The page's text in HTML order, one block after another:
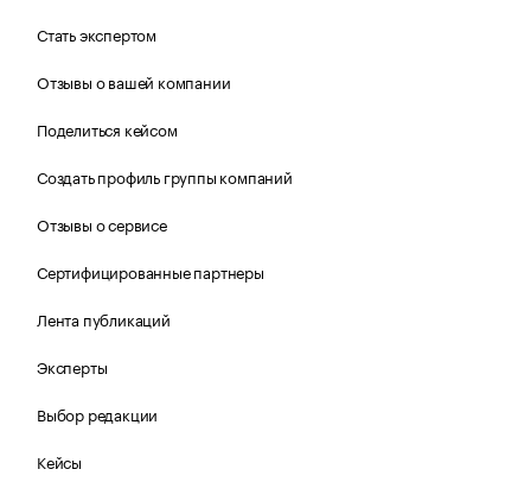
Стать экспертом
Отзывы о вашей компании
Поделиться кейсом
Создать профиль группы компаний
Отзывы о сервисе
Сертифицированные партнеры
Лента публикаций
Эксперты
Выбор редакции
Кейсы